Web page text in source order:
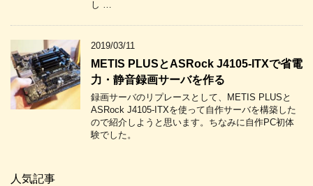
し …
2019/03/11
METIS PLUSとASRock J4105-ITXで省電
力・静音録画サーバを作る
録画サーバのリプレースとして、METIS PLUSと
ASRock J4105-ITXを使って自作サーバを構築した
ので紹介しようと思います。ちなみに自作PC初体
験でした。
人気記事